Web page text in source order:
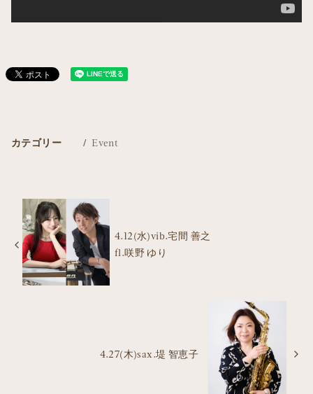
カテゴリー Event
4.12(水)vib.宅間 善之
fl.咲野 ゆり
4.27(木)sax.堤 智恵子